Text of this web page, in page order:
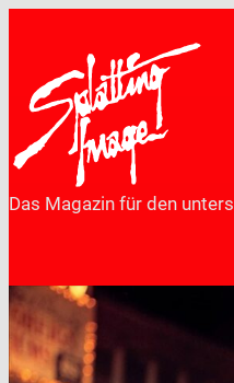
springen
Das Magazin für den